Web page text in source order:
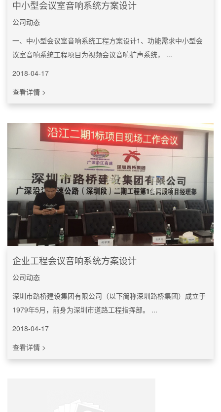
中小型会议室音响系统方案设计
公司动态
一、中小型会议室音响系统工程方案设计1、功能需求中小型会
议室音响系统工程项目为视频会议音响扩声系统， ...
2018-04-17
查看详情 >
企业工程会议音响系统方案设计
公司动态
深圳市路桥建设集团有限公司（以下简称深圳路桥集团）成立于
1979年5月，前身为深圳市道路工程指挥部。 ...
2018-04-17
查看详情 >